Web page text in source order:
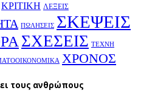
ΚΡΙΤΙΚΗ ΛΕΞΕΙΣ
ΠΩΛΗΣΕΙΣ ΣΚΕΨΕΙΣ
ΣΧΕΣΕΙΣ ΤΕΧΝΗ
ΧΡΟΝΟΣ
τους ανθρώπους